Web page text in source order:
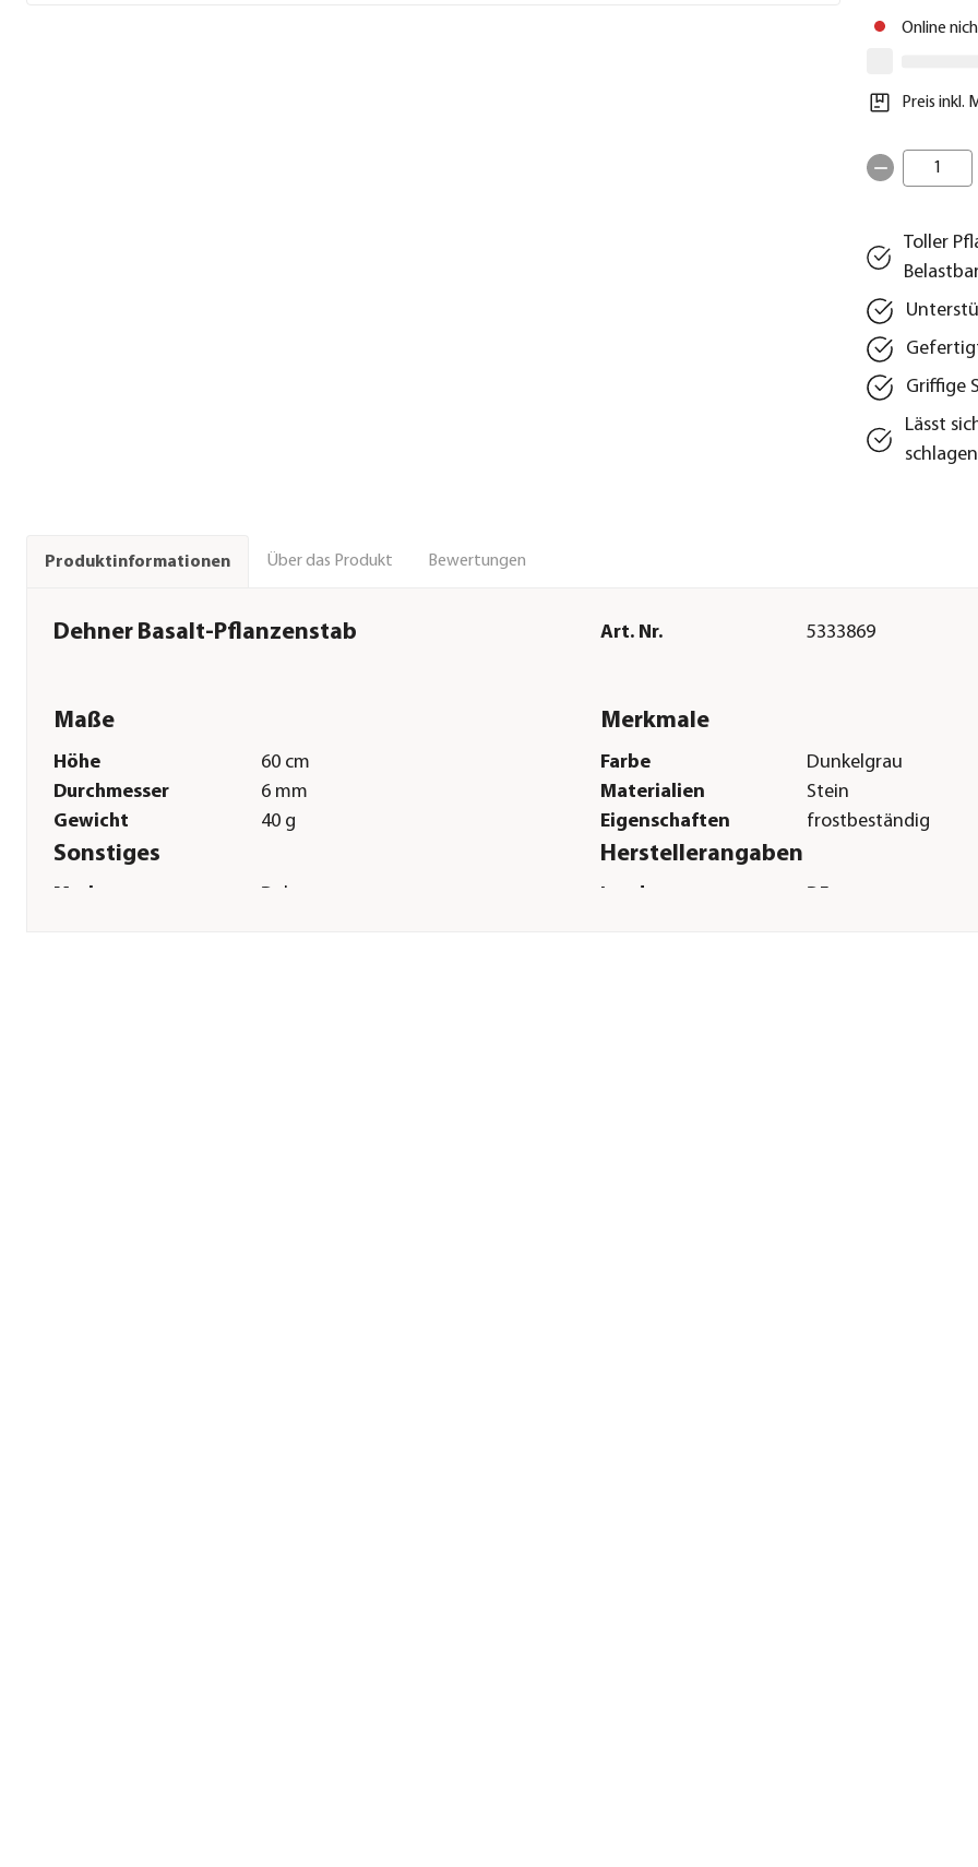
Online
Preis inkl.
1
Toller
Griffige
Lässt
schlagen
Produktinformationen Über das Produkt Bewertungen
Dehner Basalt-Pflanzenstab Art. Nr. 5333869
Maße
Höhe
60 cm
Durchmesser
6 mm
Gewicht
40 g
Merkmale
Farbe
Dunkelgrau
Materialien
Stein
Eigenschaften
frostbeständig
Sonstiges Herstellerangaben